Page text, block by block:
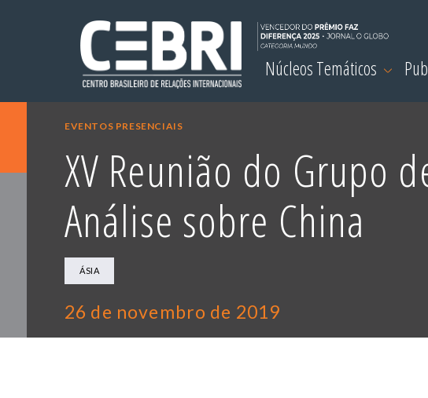
Núcleos Temáticos
EVENTOS PRESENCIAIS
XV Reunião do Grupo
Análise sobre China
ÁSIA
26 de novembro de 2019